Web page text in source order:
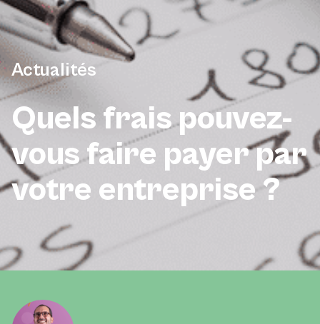
Actualités
Quels frais pouvez-
vous faire payer par
votre entreprise ?